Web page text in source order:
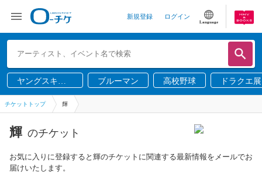
新規登録 ログイン
Language
ヤングスキニ
ー
ブルーマン 高校野球 ドラクエ展
チケットトップ 輝
輝 のチケット
お気に入りに登録すると輝のチケットに関連する最新情報をメールでお
届けいたします。